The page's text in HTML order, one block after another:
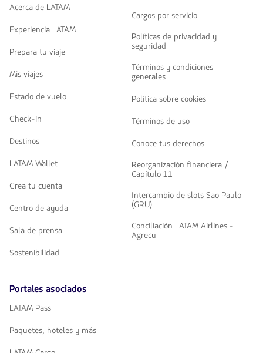
Acerca de LATAM
Experiencia LATAM
Prepara tu viaje
Mis viajes
Estado de vuelo
Check-in
Destinos
LATAM Wallet
Crea tu cuenta
Centro de ayuda
Sala de prensa
Sostenibilidad
Cargos por servicio
Políticas de privacidad y
seguridad
Términos y condiciones
generales
Política sobre cookies
Términos de uso
Conoce tus derechos
Reorganización financiera /
Capítulo 11
Intercambio de slots Sao Paulo
(GRU)
Conciliación LATAM Airlines -
Agrecu
Portales asociados
LATAM Pass
Paquetes, hoteles y más